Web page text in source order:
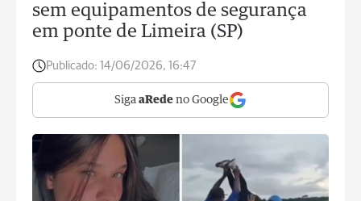
sem equipamentos de segurança
em ponte de Limeira (SP)
Publicado: 14/06/2026, 16:47
Siga aRede no Google